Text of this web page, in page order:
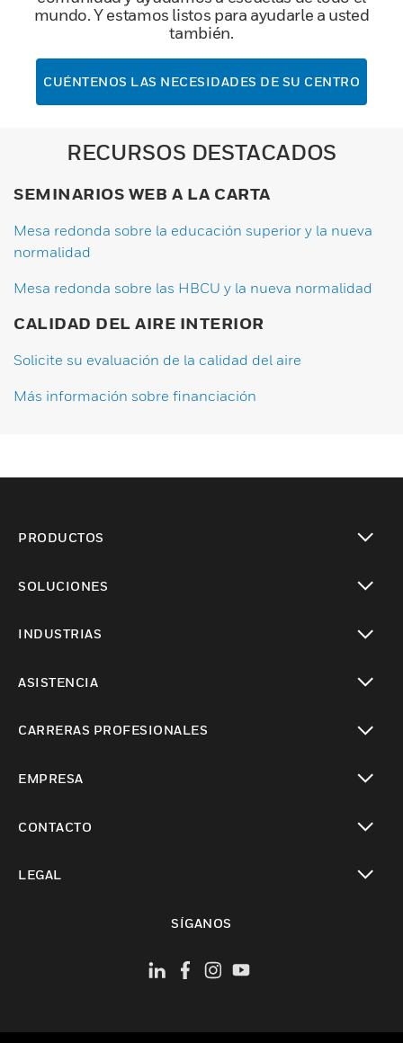
mundo. Y estamos listos para ayudarle a usted
también.
CUÉNTENOS LAS NECESIDADES DE SU CENTRO
RECURSOS DESTACADOS
SEMINARIOS WEB A LA CARTA
Mesa redonda sobre la educación superior y la nueva
normalidad
Mesa redonda sobre las HBCU y la nueva normalidad
CALIDAD DEL AIRE INTERIOR
Solicite su evaluación de la calidad del aire
Más información sobre financiación
PRODUCTOS
SOLUCIONES
INDUSTRIAS
ASISTENCIA
CARRERAS PROFESIONALES
EMPRESA
CONTACTO
LEGAL
SÍGANOS